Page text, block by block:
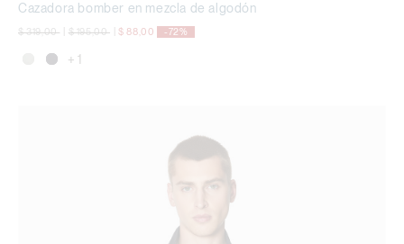
Cazadora bomber en mezcla de algodón
precio rebajado desde
$ 319,00a precio rebajado desde
$ 195,00a $ 88,00 -72%
+ 1